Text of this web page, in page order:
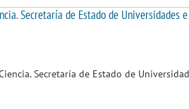
Secretaría de Estado de
Secretaría de Estado de